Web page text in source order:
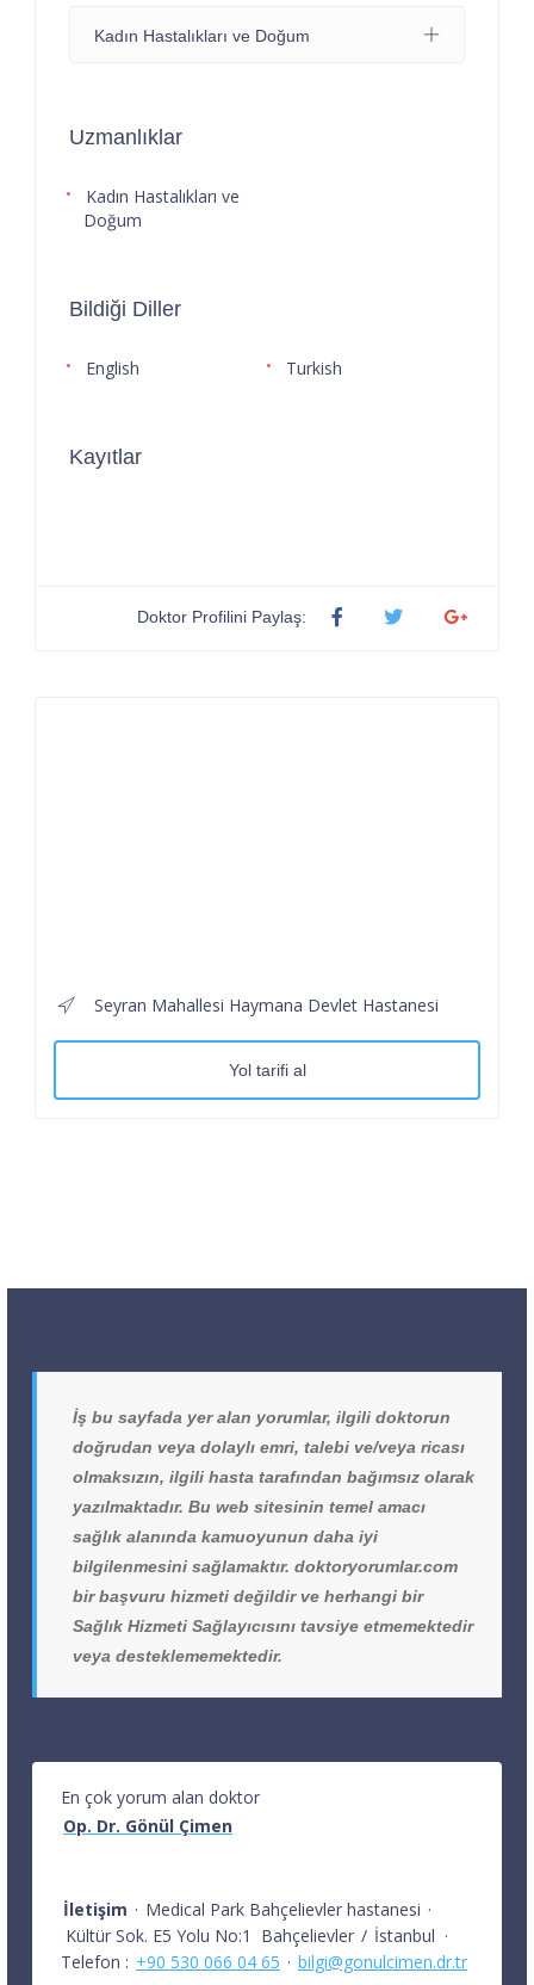
Kadın Hastalıkları ve Doğum
Uzmanlıklar
Kadın Hastalıkları ve
Doğum
Bildiği Diller
English Turkish
Kayıtlar
Doktor Profilini Paylaş:
Seyran Mahallesi Haymana Devlet Hastanesi
Yol tarifi al
İş bu sayfada yer alan yorumlar, ilgili doktorun
doğrudan veya dolaylı emri, talebi ve/veya ricası
olmaksızın, ilgili hasta tarafından bağımsız olarak
yazılmaktadır. Bu web sitesinin temel amacı
sağlık alanında kamuoyunun daha iyi
bilgilenmesini sağlamaktır. doktoryorumlar.com
bir başvuru hizmeti değildir ve herhangi bir
Sağlık Hizmeti Sağlayıcısını tavsiye etmemektedir
veya desteklememektedir.
En çok yorum alan doktor
Op. Dr. Gönül Çimen
İletişim · Medical Park Bahçelievler hastanesi ·
Kültür Sok. E5 Yolu No:1
Bahçelievler / İstanbul ·
Telefon : +90 530 066 04 65 · bilgi@gonulcimen.dr.tr